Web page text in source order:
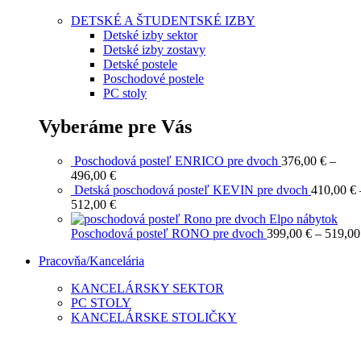
DETSKÉ A ŠTUDENTSKÉ IZBY
Detské izby sektor
Detské izby zostavy
Detské postele
Poschodové postele
PC stoly
Vyberáme pre Vás
Poschodová posteľ ENRICO pre dvoch 376,00 € –
496,00 €Price
range:
376,00 €
through
496,00 €
Detská poschodová posteľ KEVIN pre dvoch 410,00 €
512,00 €Price
range:
410,00 €
512,00 €
Poschodová posteľ RONO pre dvoch 399,00 € –
Pracovňa/Kancelária
KANCELÁRSKY SEKTOR
PC STOLY
KANCELÁRSKE STOLIČKY